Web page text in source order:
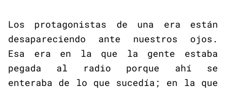
Los protagonistas de una era están
desapareciendo ante nuestros ojos.
Esa era en la que la gente estaba
pegada al radio porque ahí se
enteraba de lo que sucedía; en la que